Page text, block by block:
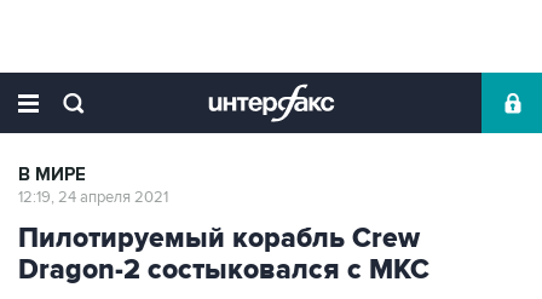
В МИРЕ
12:19, 24 апреля 2021
Пилотируемый корабль Crew
Dragon-2 состыковался с МКС